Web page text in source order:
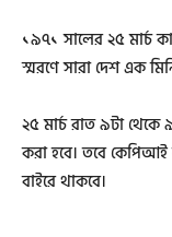
১৯৭১ সালের ২৫ মার্চ
স্মরণে সারা দেশ এক
২৫ মার্চ রাত ৯টা থেকে
করা হবে। তবে
বাইরে থাকবে।